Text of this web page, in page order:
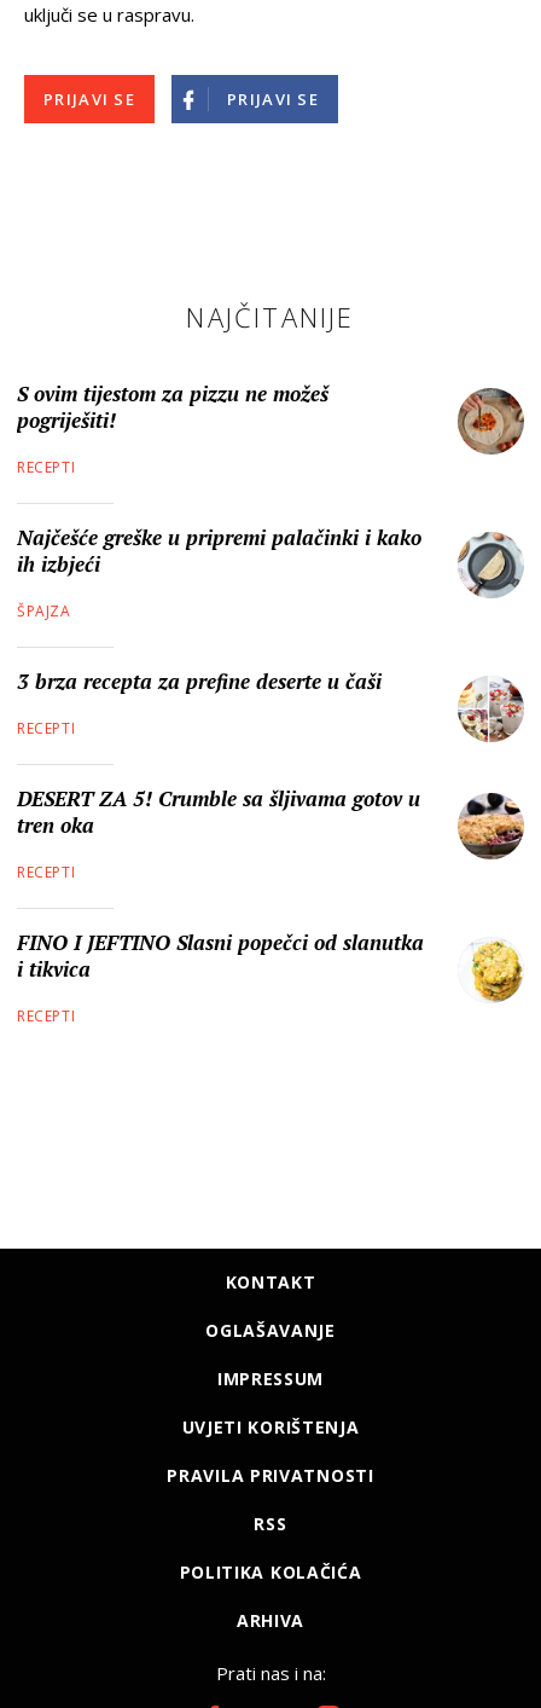
uključi se u raspravu.
PRIJAVI SE PRIJAVI SE
NAJČITANIJE
S ovim tijestom za pizzu ne možeš
pogriješiti!
RECEPTI
Najčešće greške u pripremi palačinki i kako
ih izbjeći
ŠPAJZA
3 brza recepta za prefine deserte u čaši
RECEPTI
DESERT ZA 5! Crumble sa šljivama gotov u
tren oka
RECEPTI
FINO I JEFTINO Slasni popečci od slanutka
i tikvica
RECEPTI
KONTAKT
OGLAŠAVANJE
IMPRESSUM
UVJETI KORIŠTENJA
PRAVILA PRIVATNOSTI
RSS
POLITIKA KOLAČIĆA
ARHIVA
Prati nas i na: